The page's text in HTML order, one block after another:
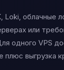
Loki, облачные
или
одного VPS
плюс выгрузка